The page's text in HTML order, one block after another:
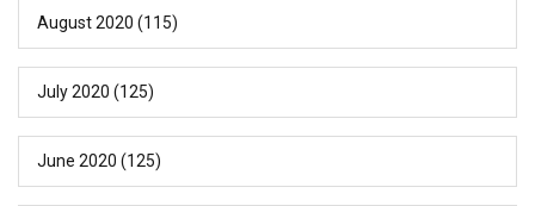
August 2020 (115)
July 2020 (125)
June 2020 (125)